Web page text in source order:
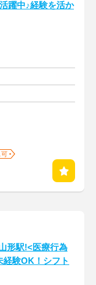
躍中♪経験を活か
可
形駅!<医療行為
経験OK！シフト